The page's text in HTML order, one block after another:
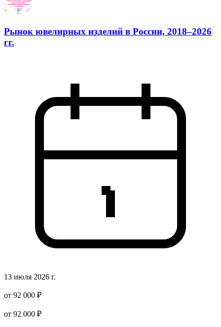
Рынок ювелирных изделий в России, 2018–2026
гг.
13 июля 2026 г.
от 92 000 ₽
от 92 000 ₽